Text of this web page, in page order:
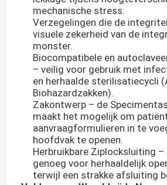
mechanische stress.
Verzegelingen die de
visuele zekerheid van de
monster.
Biocompatibele en
– veilig voor gebruik met
en herhaalde sterilisatiecycli
Biohazardzakken).
Zakontwerp – de
maakt het mogelijk om
aanvraagformulieren in te
hoofdvak te openen.
Herbruikbare Ziplocksluiting –
genoeg voor herhaaldelijk
terwijl een strakke afsluiting